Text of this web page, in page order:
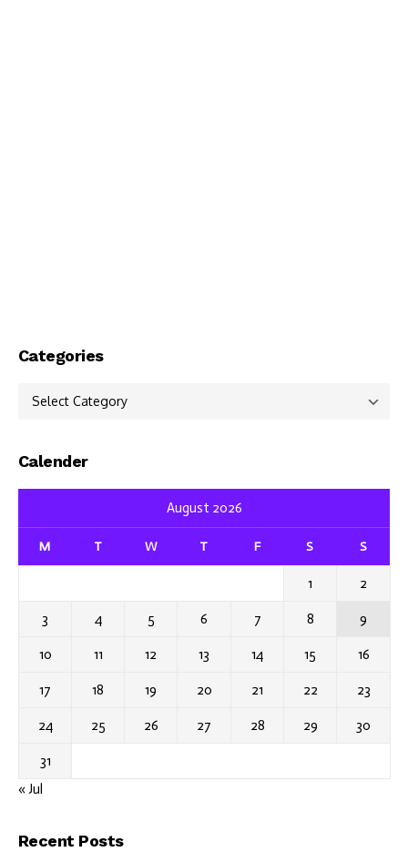
Categories
Categories
Calender
August 2026
M T W T F S S
1 2
3 4 5 6 7 8 9
10 11 12 13 14 15 16
17 18 19 20 21 22 23
24 25 26 27 28 29 30
31
« Jul
Recent Posts